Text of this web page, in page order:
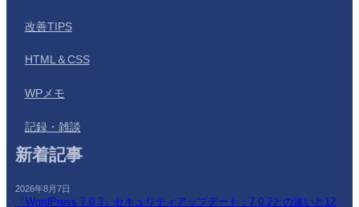
改善TIPS
HTML＆CSS
WPメモ
記録・雑談
新着記事
2026年8月7日
「WordPress 7.0.3」セキュリティアップデート：7.0.2との違いと12